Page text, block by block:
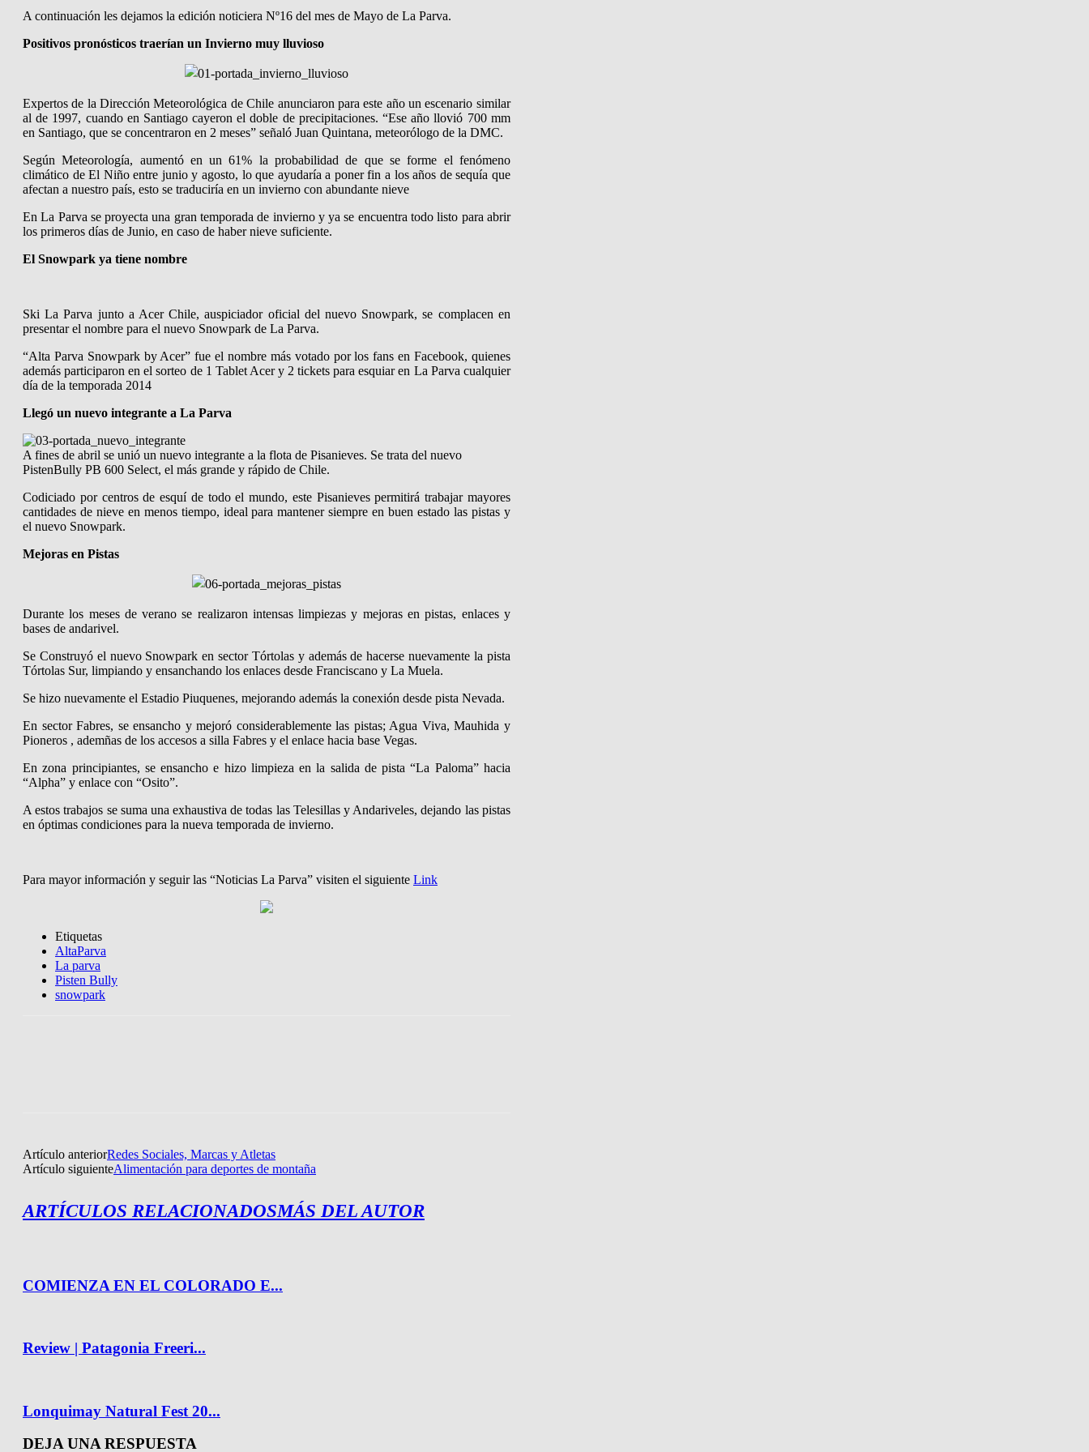
A continuación les dejamos la edición noticiera Nº16 del mes de Mayo de La Parva.
Positivos pronósticos traerían un Invierno muy lluvioso
Expertos de la Dirección Meteorológica de Chile anunciaron para este año un escenario similar
al de 1997, cuando en Santiago cayeron el doble de precipitaciones. “Ese año llovió 700 mm
en Santiago, que se concentraron en 2 meses” señaló Juan Quintana, meteorólogo de la DMC.
Según Meteorología, aumentó en un 61% la probabilidad de que se forme el fenómeno
climático de El Niño entre junio y agosto, lo que ayudaría a poner fin a los años de sequía que
afectan a nuestro país, esto se traduciría en un invierno con abundante nieve
En La Parva se proyecta una gran temporada de invierno y ya se encuentra todo listo para abrir
los primeros días de Junio, en caso de haber nieve suficiente.
El Snowpark ya tiene nombre
Ski La Parva junto a Acer Chile, auspiciador oficial del nuevo Snowpark, se complacen en
presentar el nombre para el nuevo Snowpark de La Parva.
“Alta Parva Snowpark by Acer” fue el nombre más votado por los fans en Facebook, quienes
además participaron en el sorteo de 1 Tablet Acer y 2 tickets para esquiar en La Parva cualquier
día de la temporada 2014
Llegó un nuevo integrante a La Parva
A fines de abril se unió un nuevo integrante a la flota de Pisanieves. Se trata del nuevo
PistenBully PB 600 Select, el más grande y rápido de Chile.
Codiciado por centros de esquí de todo el mundo, este Pisanieves permitirá trabajar mayores
cantidades de nieve en menos tiempo, ideal para mantener siempre en buen estado las pistas y
el nuevo Snowpark.
Mejoras en Pistas
Durante los meses de verano se realizaron intensas limpiezas y mejoras en pistas, enlaces y
bases de andarivel.
Se Construyó el nuevo Snowpark en sector Tórtolas y además de hacerse nuevamente la pista
Tórtolas Sur, limpiando y ensanchando los enlaces desde Franciscano y La Muela.
Se hizo nuevamente el Estadio Piuquenes, mejorando además la conexión desde pista Nevada.
En sector Fabres, se ensancho y mejoró considerablemente las pistas; Agua Viva, Mauhida y
Pioneros , ademñas de los accesos a silla Fabres y el enlace hacia base Vegas.
En zona principiantes, se ensancho e hizo limpieza en la salida de pista “La Paloma” hacia
“Alpha” y enlace con “Osito”.
A estos trabajos se suma una exhaustiva de todas las Telesillas y Andariveles, dejando las pistas
en óptimas condiciones para la nueva temporada de invierno.
Para mayor información y seguir las “Noticias La Parva” visiten el siguiente Link
Etiquetas
AltaParva
La parva
Pisten Bully
snowpark
Artículo anteriorRedes Sociales, Marcas y Atletas
Artículo siguienteAlimentación para deportes de montaña
ARTÍCULOS RELACIONADOSMÁS DEL AUTOR
COMIENZA EN EL COLORADO E...
Review | Patagonia Freeri...
Lonquimay Natural Fest 20...
DEJA UNA RESPUESTA